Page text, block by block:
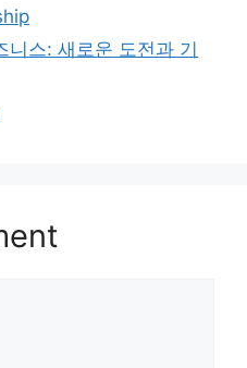
니스: 새로운 도전과 기